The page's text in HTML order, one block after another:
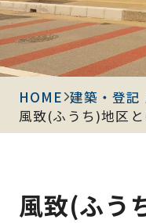
HOME 建築・登記
風致(ふうち)地区
風致(ふう